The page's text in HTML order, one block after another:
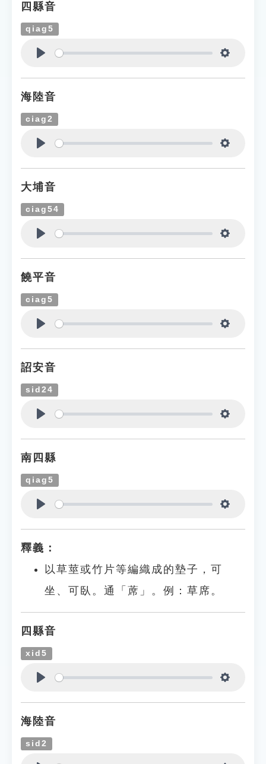
四縣音
qiag5
海陸音
ciag2
大埔音
ciag54
饒平音
ciag5
詔安音
sid24
南四縣
qiag5
釋義：
以草莖或竹片等編織成的墊子，可
坐、可臥。通「蓆」。例：草席。
四縣音
xid5
海陸音
sid2